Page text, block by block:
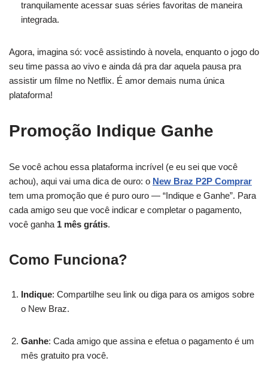
tranquilamente acessar suas séries favoritas de maneira
integrada.
Agora, imagina só: você assistindo à novela, enquanto o jogo do
seu time passa ao vivo e ainda dá pra dar aquela pausa pra
assistir um filme no Netflix. É amor demais numa única
plataforma!
Promoção Indique Ganhe
Se você achou essa plataforma incrível (e eu sei que você
achou), aqui vai uma dica de ouro: o New Braz P2P Comprar
tem uma promoção que é puro ouro — “Indique e Ganhe”. Para
cada amigo seu que você indicar e completar o pagamento,
você ganha 1 mês grátis.
Como Funciona?
Indique: Compartilhe seu link ou diga para os amigos sobre
o New Braz.
Ganhe: Cada amigo que assina e efetua o pagamento é um
mês gratuito pra você.